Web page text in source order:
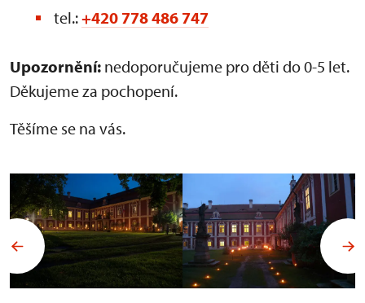
tel.:+420 778 486 747
Upozornění: nedoporučujeme pro děti do 0-5 let.
Děkujeme za pochopení.
Těšíme se na vás.